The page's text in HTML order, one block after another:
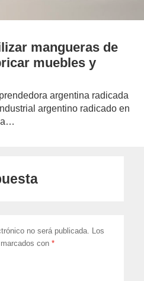
mangueras de
muebles y
argentina radicada
argentino radicado en
no será publicada. Los
con*